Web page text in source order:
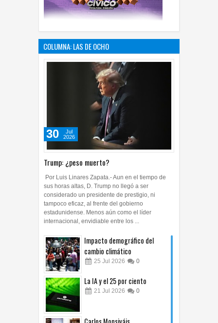
COLUMNA: LAS DE OCHO
30
Jul
Por Luis Linares Zapata.- Aun en el tiempo de
sus horas altas, D. Trump no llegó a ser
considerado un presidente de prestigio, ni
tampoco eficaz, al frente del gobierno
estadunidense. Menos aún como el líder
Impacto demográfico del
cambio climático
La IA y el 25 por ciento